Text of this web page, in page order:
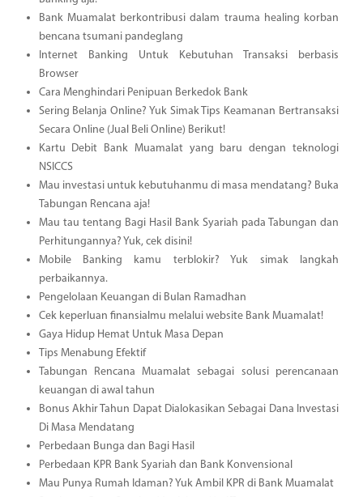
Bank Muamalat berkontribusi dalam trauma healing korban
bencana tsumani pandeglang
Internet Banking Untuk Kebutuhan Transaksi berbasis
Browser
Cara Menghindari Penipuan Berkedok Bank
Sering Belanja Online? Yuk Simak Tips Keamanan Bertransaksi
Secara Online (Jual Beli Online) Berikut!
Kartu Debit Bank Muamalat yang baru dengan teknologi
NSICCS
Mau investasi untuk kebutuhanmu di masa mendatang? Buka
Tabungan Rencana aja!
Mau tau tentang Bagi Hasil Bank Syariah pada Tabungan dan
Perhitungannya? Yuk, cek disini!
Mobile Banking kamu terblokir? Yuk simak langkah
perbaikannya.
Pengelolaan Keuangan di Bulan Ramadhan
Cek keperluan finansialmu melalui website Bank Muamalat!
Gaya Hidup Hemat Untuk Masa Depan
Tips Menabung Efektif
Tabungan Rencana Muamalat sebagai solusi perencanaan
keuangan di awal tahun
Bonus Akhir Tahun Dapat Dialokasikan Sebagai Dana Investasi
Di Masa Mendatang
Perbedaan Bunga dan Bagi Hasil
Perbedaan KPR Bank Syariah dan Bank Konvensional
Mau Punya Rumah Idaman? Yuk Ambil KPR di Bank Muamalat